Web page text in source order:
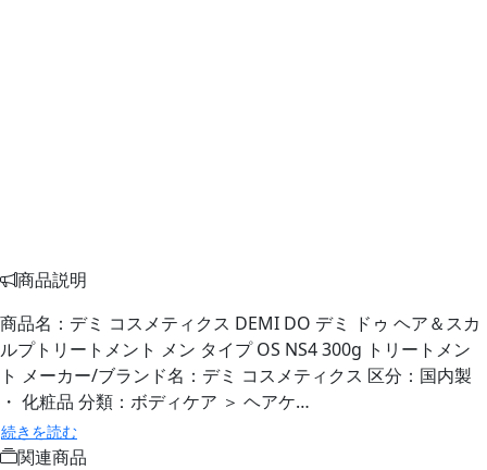
商品説明
商品名：デミ コスメティクス DEMI DO デミ ドゥ ヘア＆スカ
ルプトリートメント メン タイプ OS NS4 300g トリートメン
ト メーカー/ブランド名：デミ コスメティクス 区分：国内製
・ 化粧品 分類：ボディケア ＞ ヘアケ…
続きを読む
関連商品